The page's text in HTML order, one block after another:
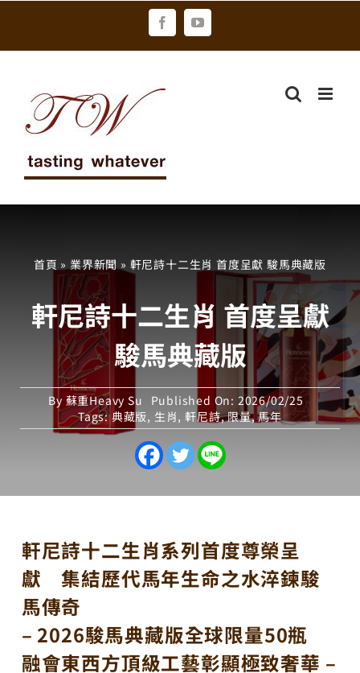
FacebookYouTube
首頁 » 業界新聞 » 軒尼詩十二生肖 首度呈獻 駿馬典藏版
軒尼詩十二生肖 首度呈獻
駿馬典藏版
By 蘇重Heavy Su
Published On: 2026/02/25
Tags:典藏版, 生肖,軒尼詩,限量,馬年
軒尼詩十二生肖系列首度尊榮呈
獻 集結歷代馬年生命之水淬鍊駿
馬傳奇
– 2026駿馬典藏版全球限量50瓶
融會東西方頂級工藝彰顯極致奢華 –